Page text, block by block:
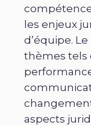
les enjeux
d’équipe.
thèmes tels
aspects